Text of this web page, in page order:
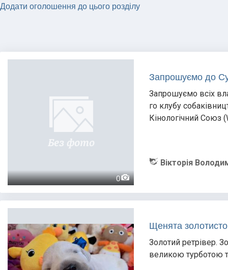
Додати оголошення до цього розділу
0
Запрошуємо до
Запрошуємо всіх
го клубу
Кінологічний Союз
Вікторія
Щенята
Золотий ретрівер.
великою турботою